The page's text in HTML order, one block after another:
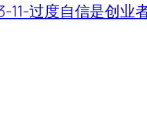
11-过度自信是创业